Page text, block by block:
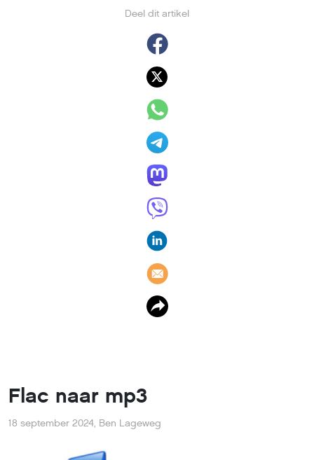
Deel dit artikel
Flac naar mp3
18 september 2024, Ben Lageweg